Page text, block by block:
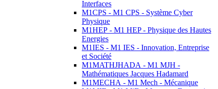
Interfaces
M1CPS - M1 CPS - Système Cyber
Physique
M1HEP - M1 HEP - Physique des Hautes
Energies
M1IES - M1 IES - Innovation, Entreprise
et Société
M1MATHJHADA - M1 MJH -
Mathématiques Jacques Hadamard
M1MECHA - M1 Mech - Mécanique